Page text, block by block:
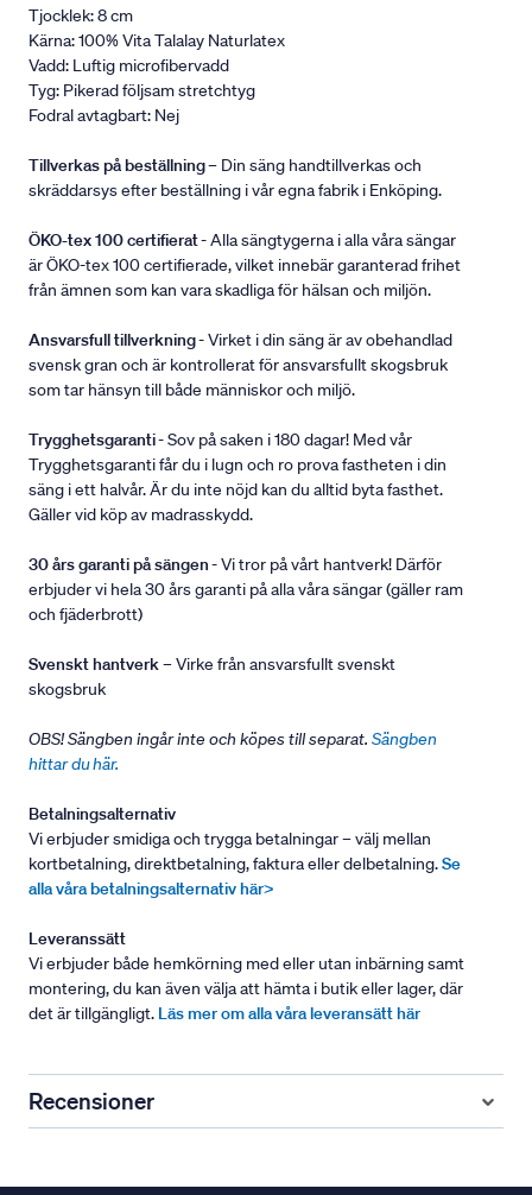
Tjocklek: 8 cm
Kärna: 100% Vita Talalay Naturlatex
Vadd: Luftig microfibervadd
Tyg: Pikerad följsam stretchtyg
Fodral avtagbart: Nej
Tillverkas på beställning– Din säng handtillverkas och
skräddarsys efter beställning i vår egna fabrik i Enköping.
ÖKO-tex 100 certifierat- Alla sängtygerna i alla våra sängar
är ÖKO-tex 100 certifierade, vilket innebär garanterad frihet
från ämnen som kan vara skadliga för hälsan och miljön.
Ansvarsfull tillverkning- Virket i din säng är av obehandlad
svensk gran och är kontrollerat för ansvarsfullt skogsbruk
som tar hänsyn till både människor och miljö.
Trygghetsgaranti- Sov på saken i 180 dagar! Med vår
Trygghetsgaranti får du i lugn och ro prova fastheten i din
säng i ett halvår. Är du inte nöjd kan du alltid byta fasthet.
Gäller vid köp av madrasskydd.
30 års garanti på sängen- Vi tror på vårt hantverk! Därför
erbjuder vi hela 30 års garanti på alla våra sängar (gäller ram
och fjäderbrott)
Svenskt hantverk– Virke från ansvarsfullt svenskt
skogsbruk
OBS! Sängben ingår inte och köpes till separat. Sängben
hittar du här.
Betalningsalternativ
Vi erbjuder smidiga och trygga betalningar – välj mellan
kortbetalning, direktbetalning, faktura eller delbetalning.Se
alla våra betalningsalternativ här>
Leveranssätt
Vi erbjuder både hemkörning med eller utan inbärning samt
montering, du kan även välja att hämta i butik eller lager, där
det är tillgängligt. Läs mer om alla våra leveransätt här
Recensioner